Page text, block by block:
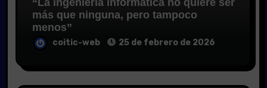
más que ninguna, pero tampoco
menos”
coitic-web 25 de febrero de 2026